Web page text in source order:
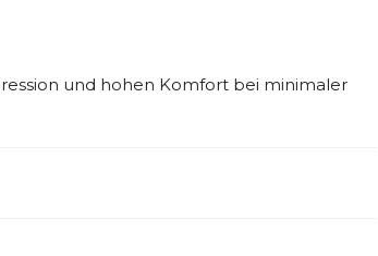
und hohen Komfort bei minimaler